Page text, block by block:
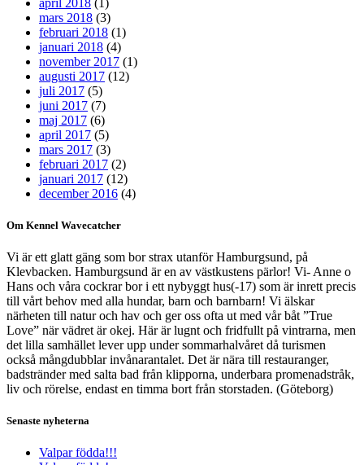
mars 2018 (3)
februari 2018 (1)
januari 2018 (4)
november 2017 (1)
augusti 2017 (12)
juli 2017 (5)
juni 2017 (7)
maj 2017 (6)
april 2017 (5)
mars 2017 (3)
februari 2017 (2)
januari 2017 (12)
december 2016 (4)
Om Kennel Wavecatcher
Vi är ett glatt gäng som bor strax utanför Hamburgsund, på
Klevbacken. Hamburgsund är en av västkustens pärlor! Vi- Anne o
Hans och våra cockrar bor i ett nybyggt hus(-17) som är inrett precis
till vårt behov med alla hundar, barn och barnbarn! Vi älskar
närheten till natur och hav och ger oss ofta ut med vår båt ”True
Love” när vädret är okej. Här är lugnt och fridfullt på vintrarna, men
det lilla samhället lever upp under sommarhalvåret då turismen
också mångdubblar invånarantalet. Det är nära till restauranger,
badstränder med salta bad från klipporna, underbara promenadstråk,
liv och rörelse, endast en timma bort från storstaden. (Göteborg)
Senaste nyheterna
Valpar födda!!!